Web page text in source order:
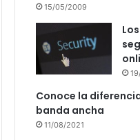
15/05/2009
Conoce la
banda ancha
11/08/2021